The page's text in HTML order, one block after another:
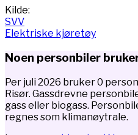
End of interactive chart.
Kilde:
SVV
Elektriske kjøretøy
Noen personbiler
Per juli 2026 bruker 0
Risør. Gassdrevne
gass eller biogass.
regnes som klimanøytrale.